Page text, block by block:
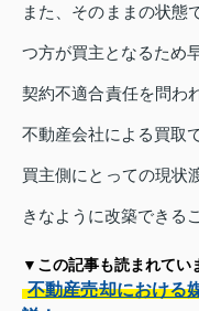
また、そのままの状態
つ方が買主となるため
契約不適合責任を問わ
不動産会社による買取
買主側にとっての現状
きなように改築できる
▼この記事も読まれてい
不動産売却における